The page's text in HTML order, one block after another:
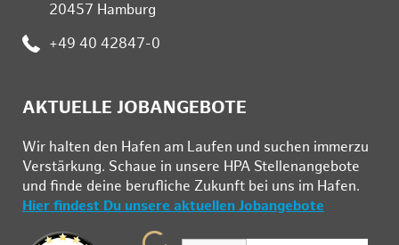
20457 Hamburg
: +49 40 42847-0
AKTUELLE JOBANGEBOTE
Wir hal­ten den Ha­fen am Lau­fen und su­chen im­mer­zu
Ver­stär­kung. Schau­e in un­se­re HPA Stel­len­an­ge­bo­te
und fin­de deine be­ruf­li­che Zu­kunft bei uns im Ha­fen.
Hier findest Du unsere aktuellen Jobangebote